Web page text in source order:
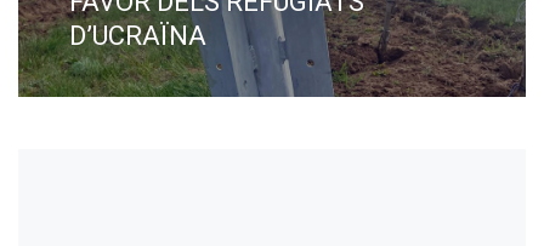
D’UCRAÏNA